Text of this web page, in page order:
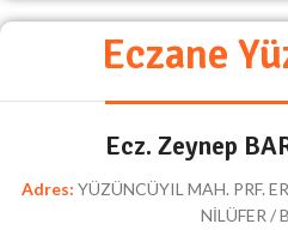
Eczane
Ecz. Zeynep
Adres: YÜZÜNCÜYIL MAH. PRF.
NİLÜFER /